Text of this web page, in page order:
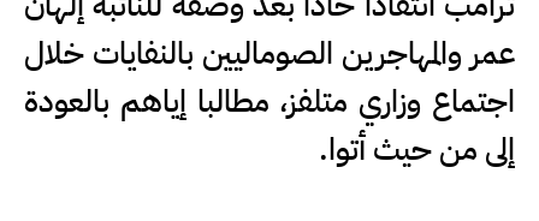
عمر والمهاجرين الصوماليين بالنفايات خلال
اجتماع وزاري متلفز، مطالبا إياهم بالعودة
إلى من حيث أتوا.